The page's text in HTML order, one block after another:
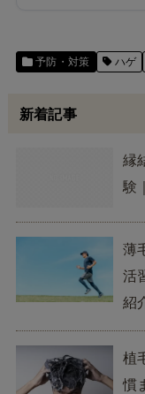
予防・対策 ハゲ
新着記事
縁
験
薄
活
紹
植
慣